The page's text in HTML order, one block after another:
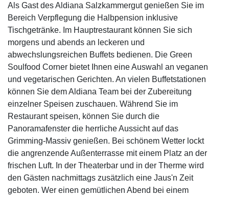
Als Gast des Aldiana Salzkammergut genießen Sie im
Bereich Verpflegung die Halbpension inklusive
Tischgetränke. Im Hauptrestaurant können Sie sich
morgens und abends an leckeren und
abwechslungsreichen Buffets bedienen. Die Green
Soulfood Corner bietet Ihnen eine Auswahl an veganen
und vegetarischen Gerichten. An vielen Buffetstationen
können Sie dem Aldiana Team bei der Zubereitung
einzelner Speisen zuschauen. Während Sie im
Restaurant speisen, können Sie durch die
Panoramafenster die herrliche Aussicht auf das
Grimming-Massiv genießen. Bei schönem Wetter lockt
die angrenzende Außenterrasse mit einem Platz an der
frischen Luft. In der Theaterbar und in der Therme wird
den Gästen nachmittags zusätzlich eine Jaus'n Zeit
geboten. Wer einen gemütlichen Abend bei einem